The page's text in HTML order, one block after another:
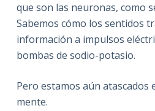
e
n
d
que son las neuronas, como
Sabemos cómo los sentidos
información a impulsos
bombas de sodio-potasio.
Pero estamos aún atascados
mente.